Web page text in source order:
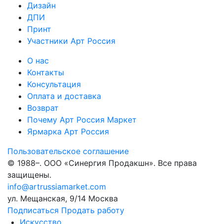
Дизайн
ДПИ
Принт
Участники Арт Россия
О нас
Контакты
Консультация
Оплата и доставка
Возврат
Почему Арт Россия Маркет
Ярмарка Арт Россия
Пользовательское соглашение
© 1988–. ООО «Синергия Продакшн». Все права
защищены.
info@artrussiamarket.com
ул. Мещанская, 9/14 Москва
Подписаться Продать работу